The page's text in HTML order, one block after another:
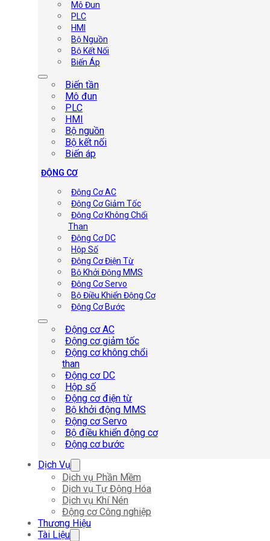
Mô Đun
PLC
HMI
Bộ Nguồn
Bộ Kết Nối
Biến Áp
Biến tần
Mô đun
PLC
HMI
Bộ nguồn
Bộ kết nối
Biến áp
ĐỘNG CƠ
Động Cơ AC
Động Cơ Giảm Tốc
Động Cơ Không Chổi
Than
Động Cơ DC
Hộp Số
Động Cơ Điện Từ
Bộ Khởi Động MMS
Động Cơ Servo
Bộ Điều Khiển Động Cơ
Động Cơ Bước
Động cơ AC
Động cơ giảm tốc
Động cơ không chổi
than
Động cơ DC
Hộp số
Động cơ điện từ
Bộ khởi động MMS
Động cơ Servo
Bộ điều khiển động cơ
Động cơ bước
Dịch Vụ
Dịch vụ Phần Mềm
Dịch vụ Tự Động Hóa
Dịch vụ Khí Nén
Động cơ Công nghiệp
Thương Hiệu
Tài Liệu